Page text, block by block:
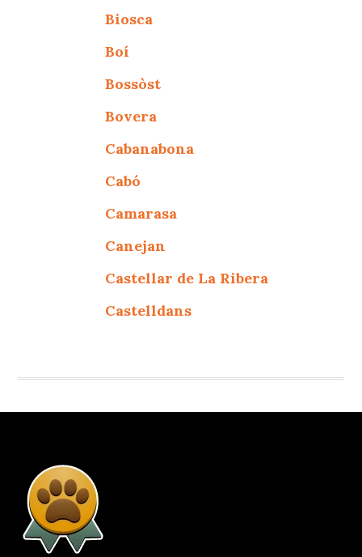
Biosca
Boí
Bossòst
Bovera
Cabanabona
Cabó
Camarasa
Canejan
Castellar de La Ribera
Castelldans